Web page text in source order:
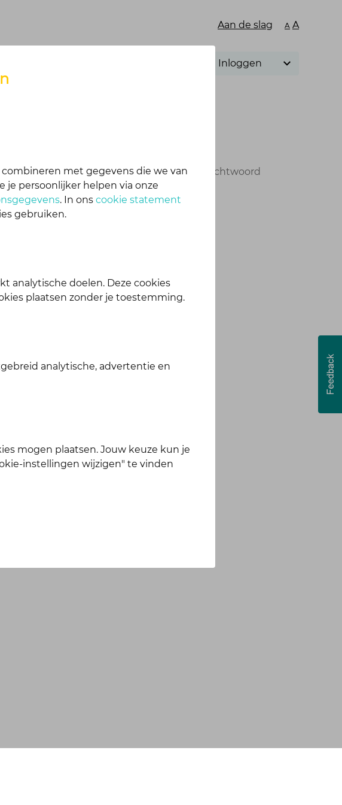
Aan de slag A A
Inloggen
van ons een e-mail met een link om je wachtwoord
met gegevens die we van
persoonlijker helpen via onze
. In ons cookie statement
gebruiken.
analytische doelen. Deze cookies
plaatsen zonder je toestemming.
analytische, advertentie en
mogen plaatsen. Jouw keuze kun je
instellingen wijzigen" te vinden